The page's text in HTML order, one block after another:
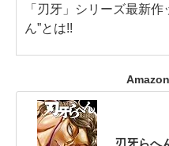
「刃牙」シリーズ最新
ん”とは!!